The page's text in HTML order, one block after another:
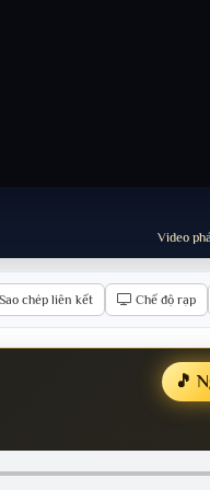
Video
Sao chép liên kết Chế độ rạp
🎵